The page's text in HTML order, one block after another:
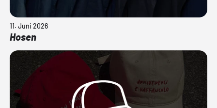
11. Juni 2026
Hosen